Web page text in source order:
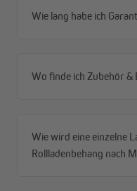
Wie lang habe ich
Wo finde ich Zubehör
Wie wird eine einzelne
Rollladenbehang nach